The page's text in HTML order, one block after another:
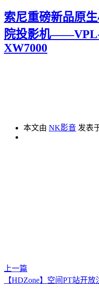
索尼重磅新品原
院投影机
XW7000
本文由 NK影音 发表
上一篇
【HDZone】空间PT站开放